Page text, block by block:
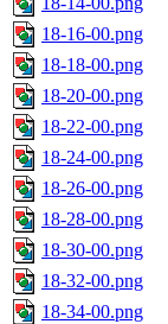
18-16-00.png
18-18-00.png
18-20-00.png
18-22-00.png
18-24-00.png
18-26-00.png
18-28-00.png
18-30-00.png
18-32-00.png
18-34-00.png